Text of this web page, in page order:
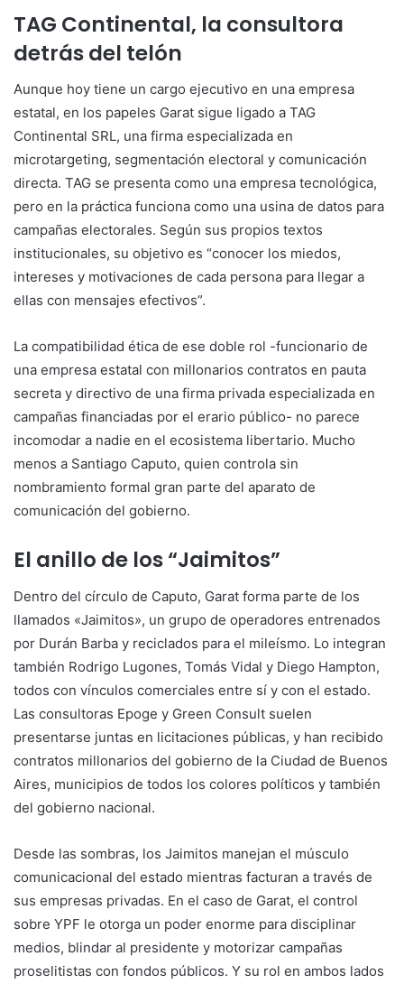
TAG Continental, la consultora
detrás del telón
Aunque hoy tiene un cargo ejecutivo en una empresa
estatal, en los papeles Garat sigue ligado a TAG
Continental SRL, una firma especializada en
microtargeting, segmentación electoral y comunicación
directa. TAG se presenta como una empresa tecnológica,
pero en la práctica funciona como una usina de datos para
campañas electorales. Según sus propios textos
institucionales, su objetivo es “conocer los miedos,
intereses y motivaciones de cada persona para llegar a
ellas con mensajes efectivos”.
La compatibilidad ética de ese doble rol -funcionario de
una empresa estatal con millonarios contratos en pauta
secreta y directivo de una firma privada especializada en
campañas financiadas por el erario público- no parece
incomodar a nadie en el ecosistema libertario. Mucho
menos a Santiago Caputo, quien controla sin
nombramiento formal gran parte del aparato de
comunicación del gobierno.
El anillo de los “Jaimitos”
Dentro del círculo de Caputo, Garat forma parte de los
llamados «Jaimitos», un grupo de operadores entrenados
por Durán Barba y reciclados para el mileísmo. Lo integran
también Rodrigo Lugones, Tomás Vidal y Diego Hampton,
todos con vínculos comerciales entre sí y con el estado.
Las consultoras Epoge y Green Consult suelen
presentarse juntas en licitaciones públicas, y han recibido
contratos millonarios del gobierno de la Ciudad de Buenos
Aires, municipios de todos los colores políticos y también
del gobierno nacional.
Desde las sombras, los Jaimitos manejan el músculo
comunicacional del estado mientras facturan a través de
sus empresas privadas. En el caso de Garat, el control
sobre YPF le otorga un poder enorme para disciplinar
medios, blindar al presidente y motorizar campañas
proselitistas con fondos públicos. Y su rol en ambos lados